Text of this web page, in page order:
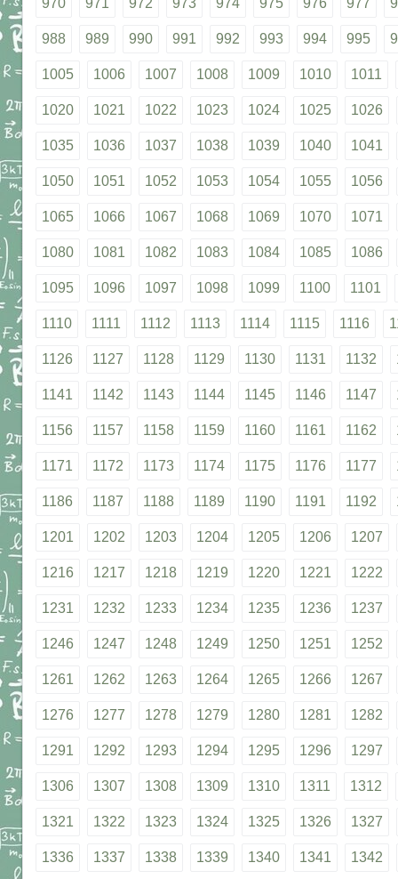
988 989 990 991 992 993 994 995
1005 1006 1007 1008 1009 1010 1011
1020 1021 1022 1023 1024 1025 1026
1035 1036 1037 1038 1039 1040 1041
1050 1051 1052 1053 1054 1055 1056
1065 1066 1067 1068 1069 1070 1071
1080 1081 1082 1083 1084 1085 1086
1095 1096 1097 1098 1099 1100 1101
1110 1111 1112 1113 1114 1115 1116
1126 1127 1128 1129 1130 1131 1132
1141 1142 1143 1144 1145 1146 1147
1156 1157 1158 1159 1160 1161 1162
1171 1172 1173 1174 1175 1176 1177
1186 1187 1188 1189 1190 1191 1192
1201 1202 1203 1204 1205 1206 1207
1216 1217 1218 1219 1220 1221 1222
1231 1232 1233 1234 1235 1236 1237
1246 1247 1248 1249 1250 1251 1252
1261 1262 1263 1264 1265 1266 1267
1276 1277 1278 1279 1280 1281 1282
1291 1292 1293 1294 1295 1296 1297
1306 1307 1308 1309 1310 1311 1312
1321 1322 1323 1324 1325 1326 1327
1336 1337 1338 1339 1340 1341 1342